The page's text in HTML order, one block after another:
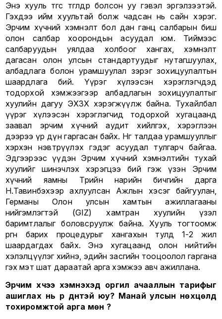
Энэ хууль төгс төгөлдөр болсон уу гэвэл эргэлзээтэй.
Гэхдээ ийм хуультай болж чадсан нь сайн хэрэг.
Эрчим хүчний хэмнэлт бол дан ганц салбарын биш
олон салбар хоорондын асуудал юм. Тиймээс
салбаруудын уялдаа холбоог хангах, хэмнэлт
дагасан олон улсын стандартуудыг нутагшуулах,
албадлага болон урамшуулал зэрэг зохицуулалтын
шаардлага бий. Үүрэг хүлээсэн хэрэглэгчдэд
тодорхой хэмжээгээр албадлагын зохицуулалтыг
хуулийн дагуу ЭХЗХ хэрэгжүүлж байна. Тухайлбал
үүрэг хүлээсэн хэрэглэгчид тодорхой хугацаанд
заавал эрчим хүчний аудит хийлгэх, хэрэглээн
дээрээ үр дүн гаргасан байх. Нөгөө талдаа урамшууллыг
хэрхэн нэвтрүүлэх гэдэг асуудал тулгарч байгаа.
Эдгээрээс үүдэн Эрчим хүчний хэмнэлтийн тухай
хуулийг шинэчлэх хэрэгцээ бий гэж үзэн Эрчим
хүчний яамны Төрийн нарийн бичгийн дарга
Н.Тавинбэхээр ахлуулсан Ажлын хэсэг байгуулан,
Германы Олон улсын хамтын ажиллагааны
нийгэмлэгтэй (GIZ) хамтран хуулийн үзэл
баримтлалыг боловсруулж байна. Хууль тогтоомж
өргөн барих процедурыг хангахын тулд 1-2 жил
шаардагдах байх. Энэ хугацаанд олон нийтийн
хэлэлцүүлэг хийнэ, эдийн засгийн тооцоолол гаргана
гэх мэт шат дараатай арга хэмжээ авч ажиллана.
Эрчим хүчээ хэмнэхэд оргил ачааллын тарифыг
ашиглах нь үр дүнтэй юу? Манай улсын нөхцөлд
тохиромжтой арга мөн үү?